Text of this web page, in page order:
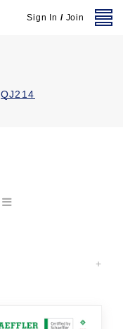
Sign In / Join
QJ214
+